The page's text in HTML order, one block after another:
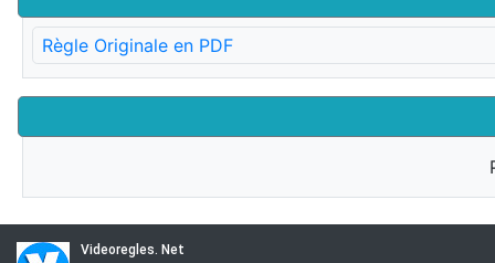
Règle Originale en PDF